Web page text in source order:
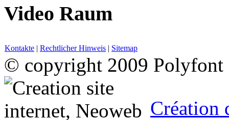
Video Raum
Kontakte | Rechtlicher Hinweis | Sitemap
© copyright 2009 Polyfont
Création